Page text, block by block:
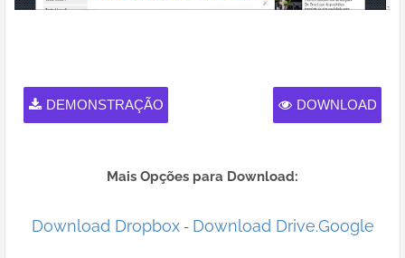
DOWNLOAD
DEMONSTRAÇÃO
Mais Opções para Download:
Download Dropbox- Download Drive.Google